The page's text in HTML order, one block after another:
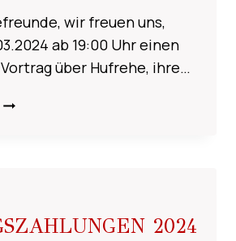
wir freuen uns,
ab 19:00 Uhr einen
über Hufrehe, ihre…
JASMIN
2024